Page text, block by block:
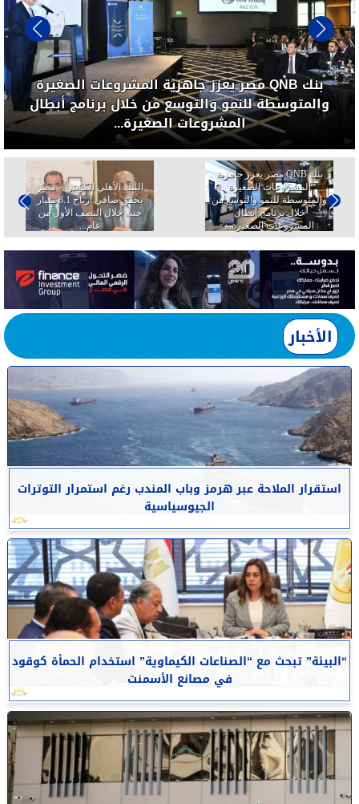
البنك الأهلي الكويتي – مصر يحقق صافي أرباح 3.1 مليار
جنيه خلال النصف الأول من عام...
البنك الأهلي الكويتي – مصر
يحقق صافي أرباح 3.1 مليار
جنيه خلال النصف الأول من
عام...
وزير البترول والثروة المعدنية
يتفقد استئناف أعمال الحفر
بحقل البركة في أسوان بعد
توقف منذ عام...
الأخبار
استقرار الملاحة عبر هرمز وباب المندب رغم استمرار التوترات
الجيوسياسية
“البيئة” تبحث مع “الصناعات الكيماوية” استخدام الحمأة كوقود
في مصانع الأسمنت